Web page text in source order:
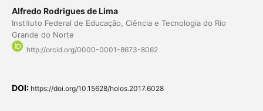
Alfredo Rodrigues de Lima
Instituto Federal de Educação, Ciência e Tecnologia do Rio
Grande do Norte
http://orcid.org/0000-0001-8673-8062
DOI: https://doi.org/10.15628/holos.2017.6028